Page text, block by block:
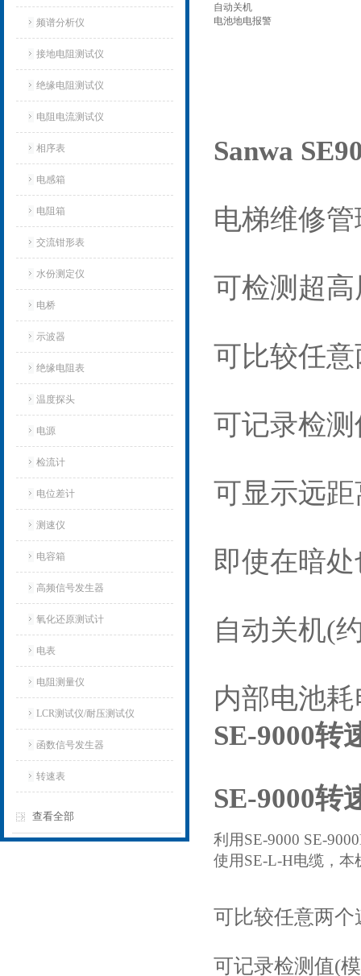
频谱分析仪
接地电阻测试仪
绝缘电阻测试仪
电阻电流测试仪
相序表
电感箱
电阻箱
交流钳形表
水份测定仪
电桥
示波器
绝缘电阻表
温度探头
电源
检流计
电位差计
测速仪
电容箱
高频信号发生器
氧化还原测试计
电表
电阻测量仪
LCR测试仪/耐压测试仪
函数信号发生器
转速表
查看全部
自动关机
电池地电报警
Sanwa
电梯维修
可检测超
可比较任
可记录检
可显示远
即使在暗
自动关机(
内部电池
SE-9000转
SE-9000转
利用SE-9000 SE-
使用SE-L-H电缆，本
可比较任意两
可记录检测值(